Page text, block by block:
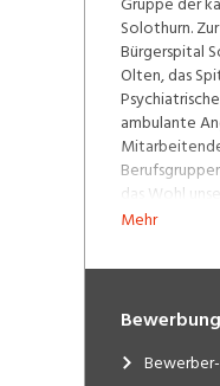
Solothurn.
Bürgerspital
Olten, das
ambulante
das Wohl
Patienten.
zurzeit der
Spital
Mehr